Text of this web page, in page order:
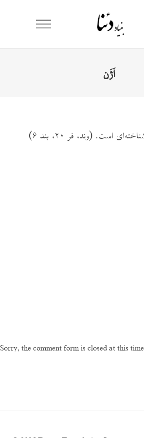
اَژَن
است. (وند، فر ۲۰، بند ۶)
Sorry, the comment form is closed at this